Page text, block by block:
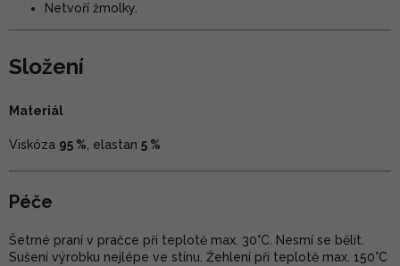
Netvoří žmolky.
Složení
Materiál
Viskóza 95 % , elastan 5 %
Péče
Šetrné praní v pračce při teplotě max. 30°C. Nesmí se bělit.
Sušení výrobku nejlépe ve stínu. Žehlení při teplotě max. 150°C